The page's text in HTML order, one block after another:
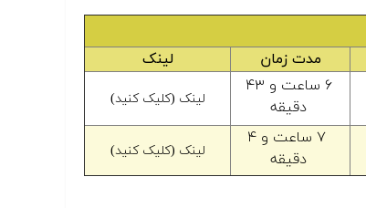
مدت زمان
لینک
۶ ساعت و ۴۳
دقیقه
لینک (کلیک کنید)
۷ ساعت و ۴
دقیقه
لینک (کلیک کنید)